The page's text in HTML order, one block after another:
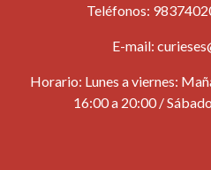
Teléfonos:
E-mail:
Horario: Lunes a viernes:
16:00 a 20:00 /